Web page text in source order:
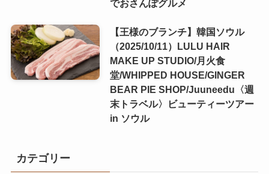
でおさんぽグルメ
【王様のブランチ】韓国ソウル
（2025/10/11）LULU HAIR
MAKE UP STUDIO/月火食
堂/WHIPPED HOUSE/GINGER
BEAR PIE SHOP/Juuneedu〈週
末トラベル〉ビューティーツアー
in ソウル
カテゴリー